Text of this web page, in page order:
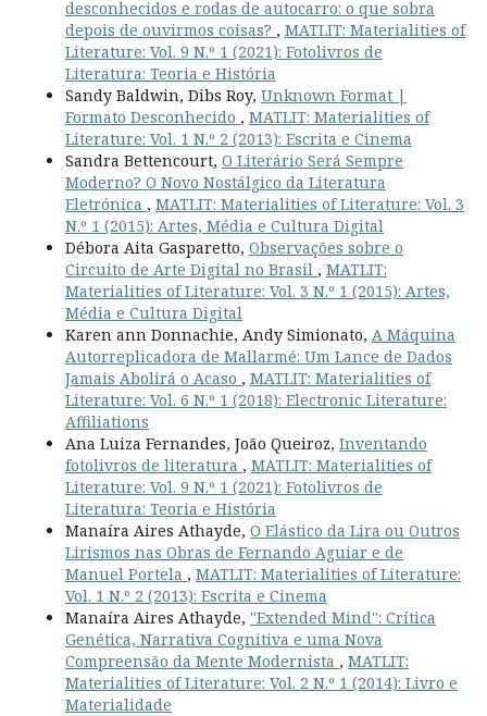
desconhecidos e rodas de autocarro: o que sobra
depois de ouvirmos coisas? , MATLIT: Materialities of
Literature: Vol. 9 N.º 1 (2021): Fotolivros de
Literatura: Teoria e História
Sandy Baldwin, Dibs Roy, Unknown Format |
Formato Desconhecido , MATLIT: Materialities of
Literature: Vol. 1 N.º 2 (2013): Escrita e Cinema
Sandra Bettencourt, O Literário Será Sempre
Moderno? O Novo Nostálgico da Literatura
Eletrónica , MATLIT: Materialities of Literature: Vol. 3
N.º 1 (2015): Artes, Média e Cultura Digital
Débora Aita Gasparetto, Observações sobre o
Circuito de Arte Digital no Brasil , MATLIT:
Materialities of Literature: Vol. 3 N.º 1 (2015): Artes,
Média e Cultura Digital
Karen ann Donnachie, Andy Simionato, A Máquina
Autorreplicadora de Mallarmé: Um Lance de Dados
Jamais Abolirá o Acaso , MATLIT: Materialities of
Literature: Vol. 6 N.º 1 (2018): Electronic Literature:
Affiliations
Ana Luiza Fernandes, João Queiroz, Inventando
fotolivros de literatura , MATLIT: Materialities of
Literature: Vol. 9 N.º 1 (2021): Fotolivros de
Literatura: Teoria e História
Manaíra Aires Athayde, O Elástico da Lira ou Outros
Lirismos nas Obras de Fernando Aguiar e de
Manuel Portela , MATLIT: Materialities of Literature:
Vol. 1 N.º 2 (2013): Escrita e Cinema
Manaíra Aires Athayde, "Extended Mind": Crítica
Genética, Narrativa Cognitiva e uma Nova
Compreensão da Mente Modernista , MATLIT:
Materialities of Literature: Vol. 2 N.º 1 (2014): Livro e
Materialidade